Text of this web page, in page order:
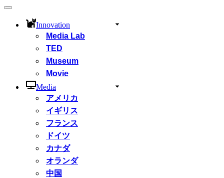
ナ
Innovation
Media Lab
TED
Museum
Movie
Media
アメリカ
イギリス
フランス
ドイツ
カナダ
オランダ
中国